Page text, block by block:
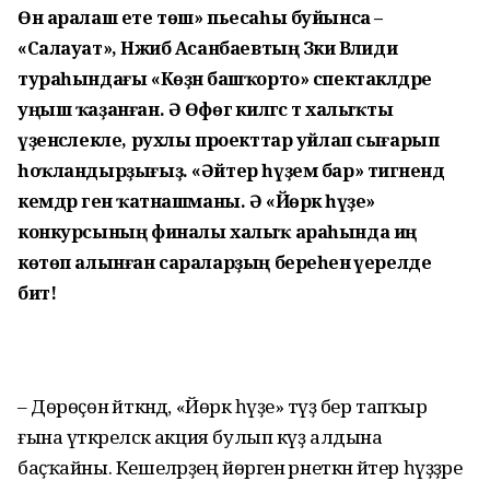
Өн аралаш ете төш» пьесаһы буйынса –
«Салауат», Нәжиб Асанбаевтың Зәки Вәлиди
тураһындағы «Көҙән башҡорто» спектаклдәре
уңыш ҡаҙанған. Ә Өфөгә килгәс тә халыҡты
үҙенсәлекле, рухлы проекттар уйлап сығарып
һоҡландырҙығыҙ. «Әйтер һүҙем бар» тигәнендә
кемдәр генә ҡатнашманы. Ә «Йөрәк һүҙе»
конкурсының финалы халыҡ араһында иң
көтөп алынған сараларҙың береһенә әүерелде
бит!
– Дөрөҫөн әйткәндә, «Йөрәк һүҙе» тәүҙә бер тапҡыр
ғына үткәреләсәк акция булып күҙ алдына
баҫҡайны. Кешеләрҙең йөрәген әрнеткән әйтер һүҙҙәре